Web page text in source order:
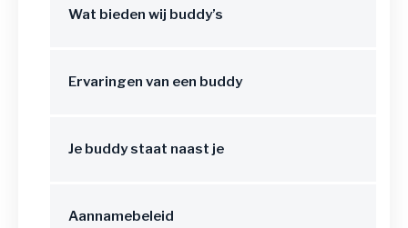
Wat bieden wij buddy’s
Ervaringen van een buddy
Je buddy staat naast je
Aannamebeleid